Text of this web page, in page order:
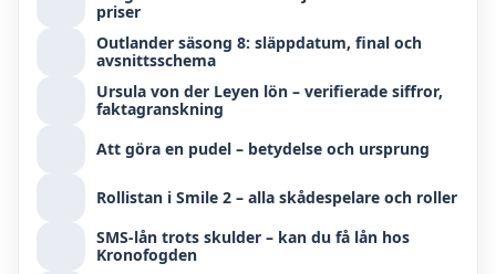
priser
Outlander säsong 8: släppdatum, final och
avsnittsschema
Ursula von der Leyen lön – verifierade siffror,
faktagranskning
Att göra en pudel – betydelse och ursprung
Rollistan i Smile 2 – alla skådespelare och roller
SMS-lån trots skulder – kan du få lån hos
Kronofogden